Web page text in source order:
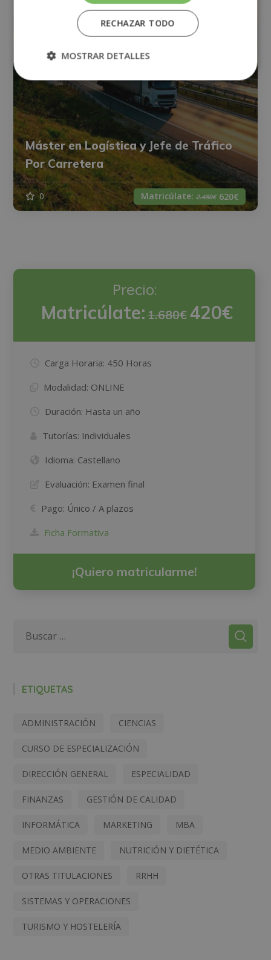
Máster en Logística y Jefe de Tráfico
Por Carretera
0 Matricúlate:2.480€ 620€
Precio:
Matricúlate:1.680€ 420€
Carga Horaria: 450 Horas
Modalidad: ONLINE
Duración: Hasta un año
Tutorías: Individuales
Idioma: Castellano
Evaluación: Examen final
Pago: Único / A plazos
Ficha Formativa
¡Quiero matricularme!
ETIQUETAS
ADMINISTRACIÓN CIENCIAS
CURSO DE ESPECIALIZACIÓN
DIRECCIÓN GENERAL ESPECIALIDAD
FINANZAS GESTIÓN DE CALIDAD
INFORMÁTICA MARKETING MBA
MEDIO AMBIENTE NUTRICIÓN Y DIETÉTICA
OTRAS TITULACIONES RRHH
SISTEMAS Y OPERACIONES
TURISMO Y HOSTELERÍA
RECHAZAR TODO
MOSTRAR DETALLES